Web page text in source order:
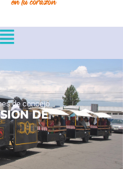
de concejo
DE